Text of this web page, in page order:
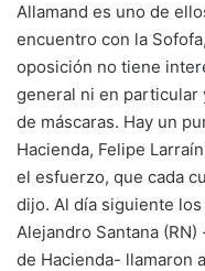
Allamand es uno de
encuentro con la
oposición no tiene
general ni en particular
de máscaras. Hay un
Hacienda, Felipe
el esfuerzo, que cada
dijo. Al día siguiente
Alejandro Santana
de Hacienda- llamaron